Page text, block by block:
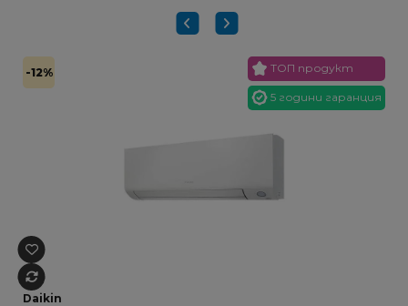
-12% ТОП продукт
5 години гаранция
Daikin